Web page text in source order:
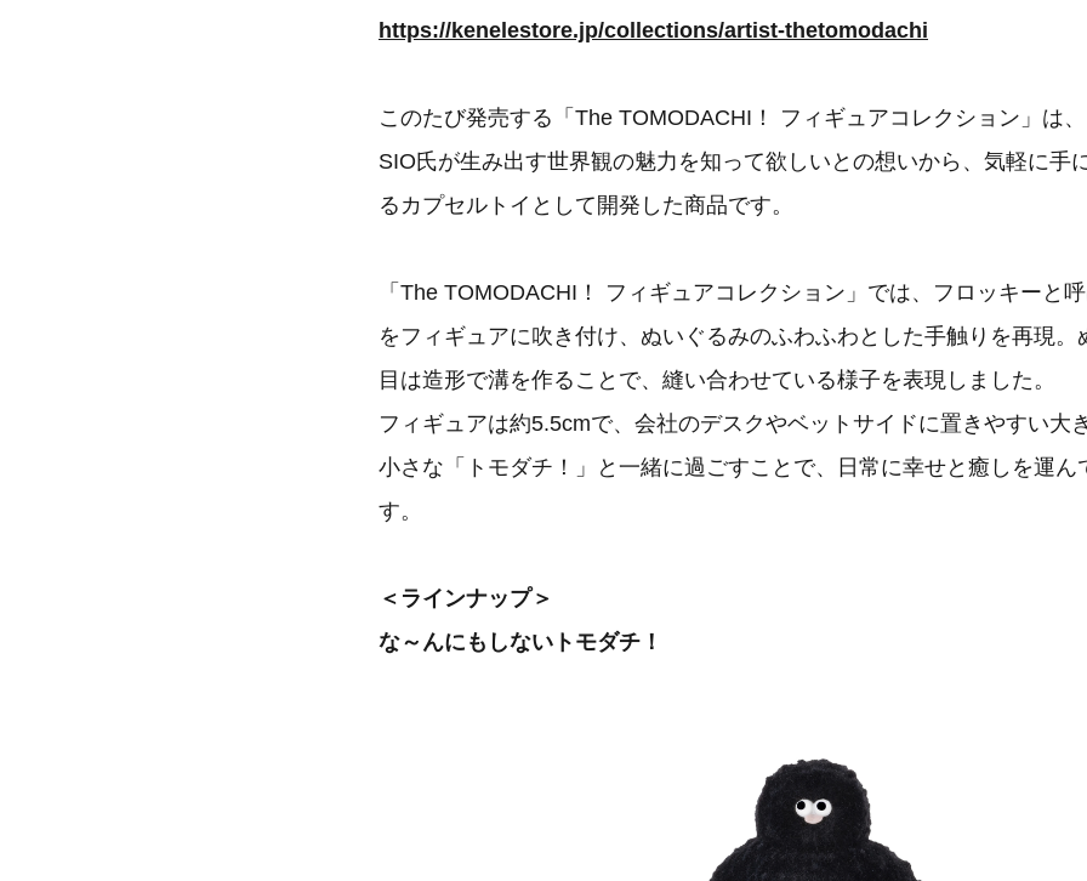
https://kenelestore.jp/collections/artist-thetomodachi
このたび発売する「The TOMODACHI！ フィギュアコレクション」は
SIO氏が生み出す世界観の魅力を知って欲しいとの想いから、気軽に手
るカプセルトイとして開発した商品です。
「The TOMODACHI！ フィギュアコレクション」では、フロッキーと
をフィギュアに吹き付け、ぬいぐるみのふわふわとした手触りを再現。
目は造形で溝を作ることで、縫い合わせている様子を表現しました。
フィギュアは約5.5cmで、会社のデスクやベットサイドに置きやすい大き
小さな「トモダチ！」と一緒に過ごすことで、日常に幸せと癒しを運ん
す。
＜ラインナップ＞
な～んにもしないトモダチ！